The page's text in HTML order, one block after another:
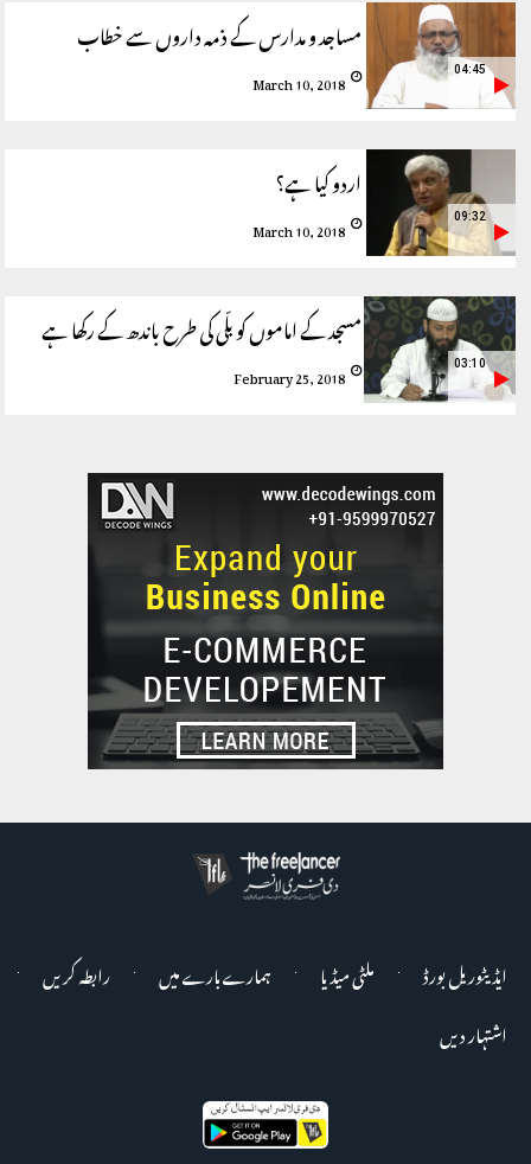
مساجد و مدارس کے ذمہ داروں سے خطاب
March 10, 2018 04:45
اردو کیا ہے؟
March 10, 2018 09:32
مسجد کے اماموں کو بلّی کی طرح باندھ کے رکھا ہے
February 25, 2018 03:10
ایڈیٹوریل بورڈ ملٹی میڈیا ہمارے بارے میں
رابطہ کریں
اشتہار دیں